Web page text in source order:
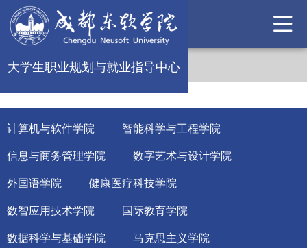
大学生职业规划与就业指导中心
计算机与软件学院 智能科学与工程学院
信息与商务管理学院 数字艺术与设计学院
外国语学院 健康医疗科技学院
数智应用技术学院 国际教育学院
数据科学与基础学院 马克思主义学院